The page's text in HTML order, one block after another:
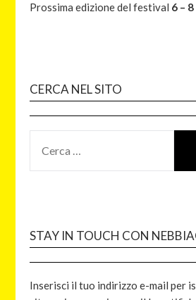
Prossima edizione del festival 6 –
CERCA NEL SITO
STAY IN TOUCH CON
Inserisci il tuo indirizzo e-mail per